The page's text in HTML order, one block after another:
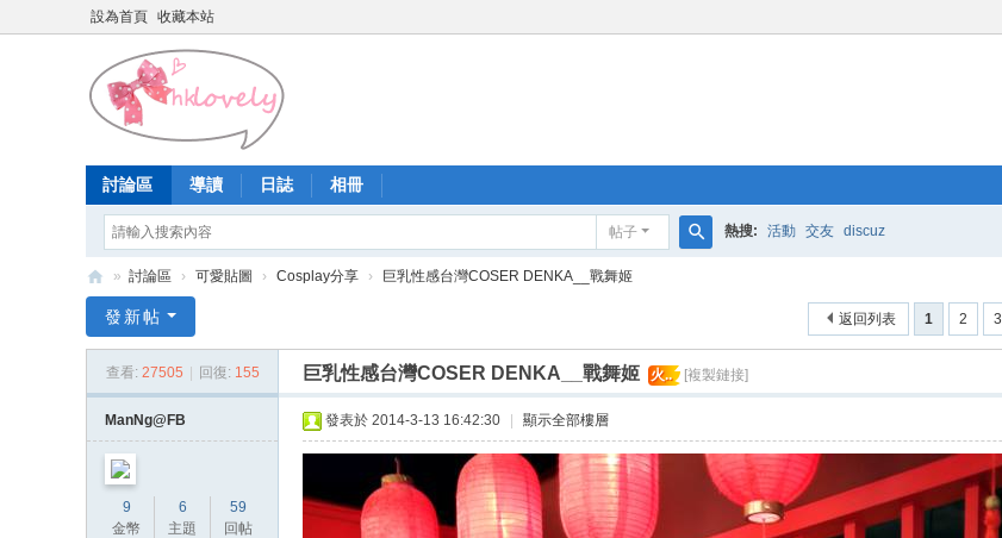
設為首頁 收藏本站
討論區 導讀 日誌 相冊
帖子 熱搜: 活動 交友 discuz
港
» 討論區 › 可愛貼圖 › Cosplay分享 › 巨乳性感台灣COSER DENKA__戰舞姬
1 2 3
返回列表
發新帖
查看: 27505 回復: 155 巨乳性感台灣COSER DENKA__戰舞姬 火.. [複製鏈接]
ManNg@FB
9
金幣
6
主題
59
回帖
發表於 2014-3-13 16:42:30 顯示全部樓層